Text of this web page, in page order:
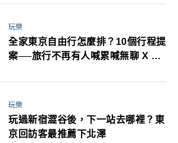
萬！注意事項一次看！
玩樂
全家東京自由行怎麼排？10個行程提
案──旅行不再有人喊累喊無聊 X 爸
玩樂
玩過新宿澀谷後，下一站去哪裡？東
京回訪客最推薦下北澤